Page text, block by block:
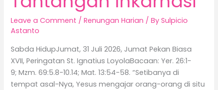
Leave a Comment /Renungan Harian / BySulpicio
Astanto
Sabda HidupJumat, 31 Juli 2026, Jumat Pekan Biasa
XVII, Peringatan St. Ignatius LoyolaBacaan: Yer. 26:1-
9; Mzm. 69:5.8-10.14; Mat. 13:54-58. “Setibanya di
tempat asal-Nya, Yesus mengajar orang-orang di situ